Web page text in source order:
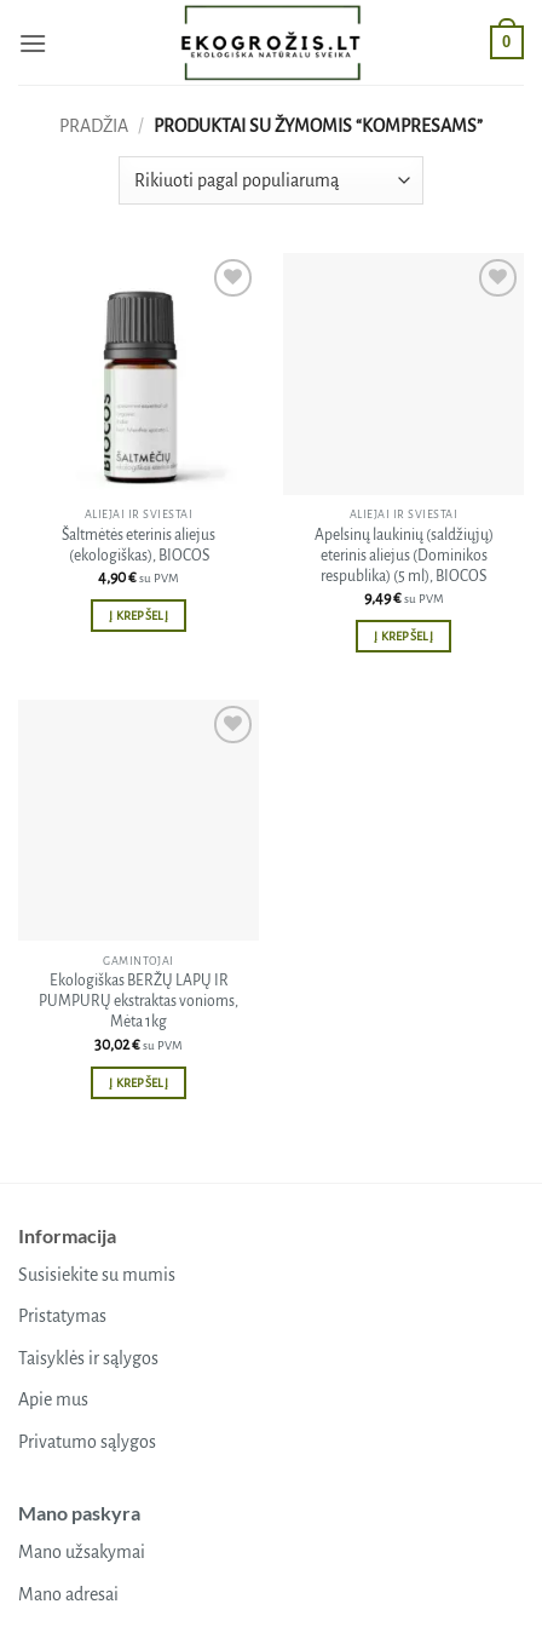
0
PRADŽIA / PRODUKTAI SU ŽYMOMIS “KOMPRESAMS”
ALIEJAI IR SVIESTAI
Šaltmėtės eterinis aliejus
(ekologiškas), BIOCOS
4,90€su PVM
Į KREPŠELĮ
ALIEJAI IR SVIESTAI
Apelsinų laukinių (saldžiųjų)
eterinis aliejus (Dominikos
respublika) (5 ml), BIOCOS
9,49€ su PVM
Į KREPŠELĮ
GAMINTOJAI
Ekologiškas BERŽŲ LAPŲ IR
PUMPURŲ ekstraktas vonioms,
Mėta 1kg
30,02€su PVM
Į KREPŠELĮ
Informacija
Susisiekite su mumis
Pristatymas
Taisyklės ir sąlygos
Apie mus
Privatumo sąlygos
Mano paskyra
Mano užsakymai
Mano adresai